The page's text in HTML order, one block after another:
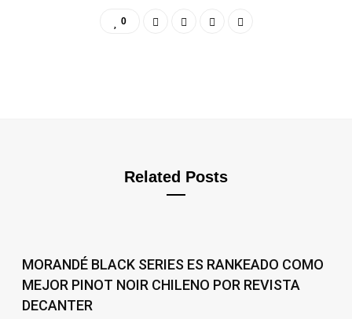
0
Related Posts
MORANDÉ BLACK SERIES ES RANKEADO COMO
MEJOR PINOT NOIR CHILENO POR REVISTA
DECANTER